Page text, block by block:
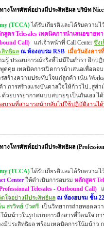
างโทรศัพท์อย่างมีประสิทธิผล บริษัท
(TCCA) ได้รับเกียรติและได้รับความไ
สูตร Telesales เทคนิคการนำเสนอขาย
Call)
แก่เจ้าหน้าที่ Call Center ซึ่ง
สิทธิผล ณ ห้องอบรม RSB เมื่อวันอังคาร
มรู้ ประสบการณ์จริงที่ไม่มีในตำราฝึกปฏิ
ดคุย เทคนิคการเปิดการนำเสนอเพื่อตอ
ร้างความประทับใจแก่ลูกค้า เน้น
การสร้างแรงบันดาลใจให้ก้าวไป..สู่สำ
วยบรรยากาศแบบสบายๆ เป็นกันเอง ไ
อบรมที่สามารถนำกลับไปใช้ปฏิบัติงานไ
โทรศัพท์อย่างมีประสิทธิผล
(TCCA) ได้รับเกียรติและได้รับความไ
Center ให้ดำเนินการอบรม หลักสูตร
Telesales - Outbound Call)
ใจอย่างมีประสิทธิผล ณ ห้องอบรม ชั้น
น สรวิทย์ บัวศรี เป็นวิทยากรถ่ายทอดคว
น้มน้าวในรูปแบบการสื่อสารที่โดนใจ ก
มีประสิทธิผล พร้อมเทคนิคการโน้มน้าว